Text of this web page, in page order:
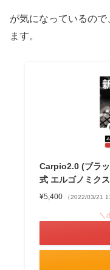
が気になっているの
ます。
Carpio2.0 (ブラ
式 エルゴノミク
¥5,400 （2022/03/21
＼